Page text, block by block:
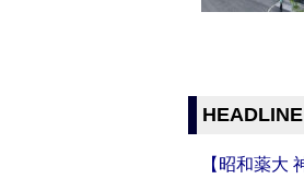
【昭和薬大